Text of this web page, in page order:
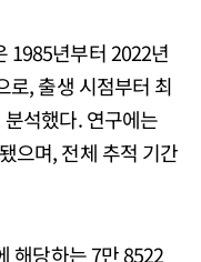
1985년부터 2022년
로, 출생 시점부터 최
석했다. 연구에는
으며, 전체 추적 기간
해당하는 7만 8522